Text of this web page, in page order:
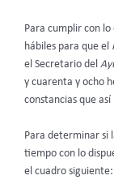
Para cumplir con
hábiles para que el
el Secretario del
y cuarenta y ocho
constancias que
Para determinar si
tiempo con lo
el cuadro siguiente: